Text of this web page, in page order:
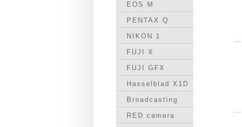
EOS M
PENTAX Q
NIKON 1
FUJI X
FUJI GFX
Hasselblad X1D
Broadcasting
RED camera